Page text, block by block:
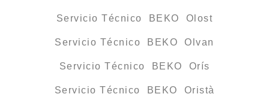
Servicio Técnico BEKO Olost
Servicio Técnico BEKO Olvan
Servicio Técnico BEKO Orís
Servicio Técnico BEKO Oristà